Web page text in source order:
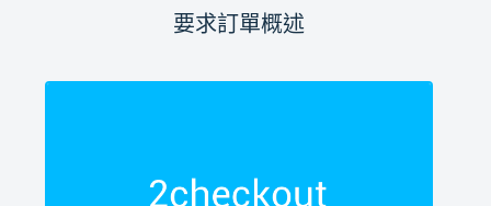
要求訂單概述